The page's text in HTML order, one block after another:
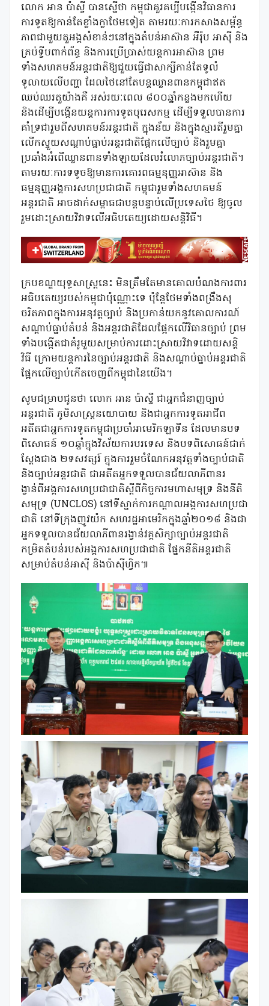
លោក អាន ប៉ាស្ទី បានស្នើថា កម្ពុជាគួរគប្បីបង្កើនវិធានការ
ការទូតឱ្យកាន់តែខ្លាំងក្លាថែមទៀត តាមរយៈការកសាងសម្ព័ន្ធ
ភាពជាមួយតួអង្គសំខាន់ៗនៅក្នុងតំបន់អាស៊ាន អឺរ៉ុប អាស៊ី និង
គ្រប់ទ្វីបពាក់ព័ន្ធ និងការប្រើប្រាស់យន្តការអាស៊ាន ព្រម
ទាំងសហគមន៍អន្តរជាតិឱ្យជួយធ្វើជាសាក្សីកាន់តែទូលំ
ទូលាយលើបញ្ហា ដែលថៃនៅតែបន្តឈ្លានពានកម្ពុជាឥត
ឈប់ឈរតួយ៉ាងគឺ អស់រយៈពេល ៨០០ឆ្នាំកន្លងមកហើយ
និងដើម្បីបង្កើនយន្តការការទូតបុរេសកម្ម ដើម្បីទទួលបានការ
គាំទ្រជារួមពីសហគមន៍អន្តរជាតិ ក្នុងន័យ និងក្នុងស្មារតីរួមគ្នា
លើកស្ទួយសណ្តាប់ធ្នាប់អន្តរជាតិផ្អែកលើច្បាប់ និងរួមគ្នា
ប្រឆាំងអំពើឈ្លានពានទាំងឡាយដែលរំលោភច្បាប់អន្តរជាតិ។
តាមរយៈការទទូចឱ្យមានការគោរពធម្មនុញ្ញអាស៊ាន និង
ធម្មនុញ្ញអង្គការសហប្រជាជាតិ កម្ពុជារួមទាំងសហគមន៍
អន្តរជាតិ អាចដាក់សម្ពាធជាបន្តបន្ទាប់លើប្រទេសថៃ ឱ្យចូល
រួមដោះស្រាយវិវាទលើអធិបតេយ្យដោយសន្តិវិធី។
ក្របខណ្ឌយុទ្ធសាស្ត្រនេះ មិនត្រឹមតែមានគោលបំណងការពារ
អធិបតេយ្យរបស់កម្ពុជាប៉ុណ្ណោះទេ ប៉ុន្តែថែមទាំងពង្រឹងសុ
ចរិតភាពក្នុងការអនុវត្តច្បាប់ និងប្រកាន់យកនូវគោលការណ៍
សណ្តាប់ធ្នាប់តំបន់ និងអន្តរជាតិដែលផ្អែកលើវិធានច្បាប់ ព្រម
ទាំងបង្កើតជាគំរូមួយសម្រាប់ការដោះស្រាយវិវាទដោយសន្តិ
វិធី ក្រោមយន្តការនៃច្បាប់អន្តរជាតិ និងសណ្តាប់ធ្នាប់អន្តរជាតិ
ផ្អែកលើច្បាប់កើតចេញពីកម្ពុជានៃយើង។
សូមជម្រាបជូនថា លោក អាន ប៉ាស្ទី ជាអ្នកជំនាញច្បាប់
អន្តរជាតិ ភូមិសាស្ត្រនយោបាយ និងជាអ្នកការទូតអាជីព
អតីតជាអ្នកការទូតកម្ពុជាប្រចាំអាមេរិកឡាទីន ដែលមានបទ
ពិសោធន៍ ១០ឆ្នាំក្នុងវិស័យការបរទេស និងបទពិសោធន៍ជាក់
ស្តែងជាង ២ទសវត្សរ៍ ក្នុងការរួមចំណែកអនុវត្តទាំងច្បាប់ជាតិ
និងច្បាប់អន្តរជាតិ ជាអតីតអ្នកទទួលបានជ័យលាភីពានរ
ង្វាន់ពីអង្គការសហប្រជាជាតិស្តីពីកិច្ចការមហាសមុទ្រ និងនីតិ
សមុទ្រ (UNCLOS) នៅទីស្នាក់ការកណ្តាលអង្គការសហប្រជា
ជាតិ នៅទីក្រុងញូវយ៉ក សហរដ្ឋអាមេរិកក្នុងឆ្នាំ២០១៨ និងជា
អ្នកទទួលបានជ័យលាភីពានរង្វាន់វគ្គសិក្សាច្បាប់អន្តរជាតិ
កម្រិតតំបន់របស់អង្គការសហប្រជាជាតិ ផ្នែកនីតិអន្តរជាតិ
សម្រាប់តំបន់អាស៊ី និងប៉ាស៊ីហ្វិក៕